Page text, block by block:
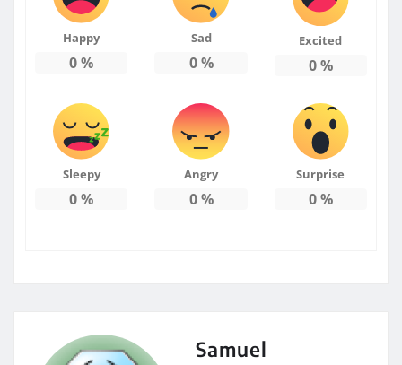
Happy
0%
Sad
0%
Excited
0%
Sleepy
0%
Angry
0%
Surprise
0%
Samuel